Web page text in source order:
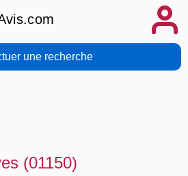
une recherche
(01150)